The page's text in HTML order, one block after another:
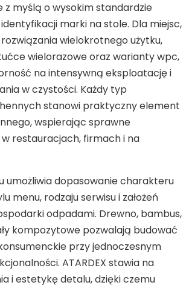
z myślą o wysokim standardzie
identyfikacji marki na stole. Dla miejsc,
wielokrotnego użytku,
wielorazowe oraz warianty wpc,
na intensywną eksploatację i
w czystości. Każdy typ
stanowi praktyczny element
wspierając sprawne
restauracjach, firmach i na
umożliwia dopasowanie charakteru
menu, rodzaju serwisu i założeń
odpadami. Drewno, bambus,
kompozytowe pozwalają budować
przy jednoczesnym
ATARDEX stawia na
i estetykę detalu, dzięki czemu